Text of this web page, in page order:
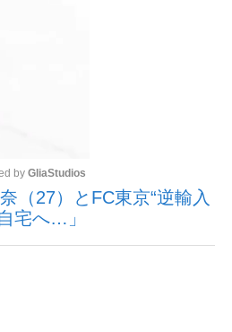
マが悪者扱いされているのが悲しい」『
いまさら聞けない資産運用のす
by GliaStudios
（27）とFC東京“逆輸入
宅へ…」